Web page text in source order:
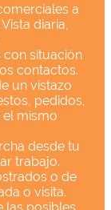
a
diaria,
con situación
contactos.
un vistazo
pedidos,
mismo
desde tu
trabajo.
o de
o visita.
las posibles